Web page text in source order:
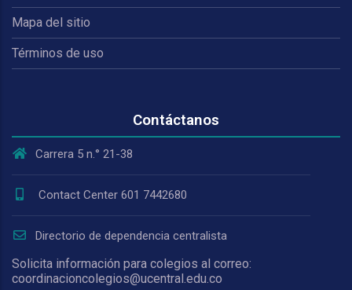
Mapa del sitio
Términos de uso
Contáctanos
Carrera 5 n.° 21-38
Contact Center 601 7442680
Directorio de dependencia centralista
Solicita información para colegios al correo:
coordinacioncolegios@ucentral.edu.co